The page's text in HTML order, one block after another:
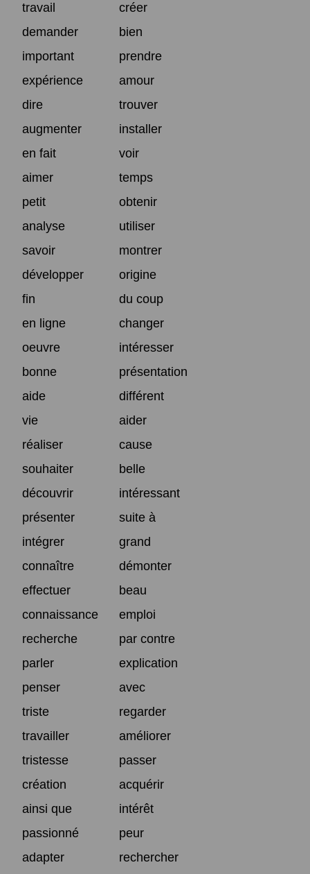
travail
créer
demander
bien
important
prendre
expérience
amour
dire
trouver
augmenter
installer
en fait
voir
aimer
temps
petit
obtenir
analyse
utiliser
savoir
montrer
développer
origine
fin
du coup
en ligne
changer
oeuvre
intéresser
bonne
présentation
aide
différent
vie
aider
réaliser
cause
souhaiter
belle
découvrir
intéressant
présenter
suite à
intégrer
grand
connaître
démonter
effectuer
beau
connaissance
emploi
recherche
par contre
parler
explication
penser
avec
triste
regarder
travailler
améliorer
tristesse
passer
création
acquérir
ainsi que
intérêt
passionné
peur
adapter
rechercher